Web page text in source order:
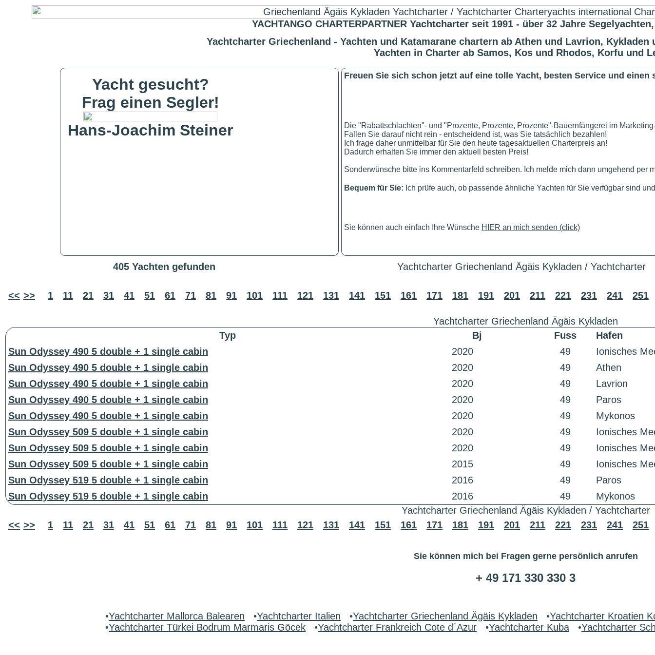
YACHTANGO CHARTERPARTNER Yachtcharter seit 1991 - über 32 Jahre
Yachtcharter Griechenland - Yachten und Katamarane chartern ab Athen und Lavrion,
Yachten in Charter ab Samos, Kos und Rhodos, Korfu und
Yacht gesucht?
Frag einen Segler!
Hans-Joachim Steiner
Freuen Sie sich schon jetzt auf eine tolle Yacht, besten Service und einen
Die "Rabattschlachten"- und "Prozente, Prozente, Prozente"-Bauernfängerei im
Fallen Sie darauf nicht rein - entscheidend ist, was Sie tatsächlich bezahlen!
Ich frage daher unmittelbar für Sie den heute tagesaktuellen Charterpreis an!
Dadurch erhalten Sie immer den aktuell besten Preis!
Sonderwünsche bitte ins Kommentarfeld schreiben. Ich melde mich dann umgehend per
Bequem für Sie: Ich prüfe auch, ob passende ähnliche Yachten für Sie verfügbar sind
Sie können auch einfach Ihre Wünsche HIER an mich senden (click)
405 Yachten gefunden Yachtcharter Griechenland Ägäis Kykladen / Yachtcharter
<< >> 1 11 21 31 41 51 61 71 81 91 101 111 121 131 141 151 161 171 181 191 201 211 221 231 241 251
Yachtcharter Griechenland Ägäis Kykladen
Typ
Bj Fuss
Hafen
Sun Odyssey 490 5 double + 1 single cabin
2020 49
Ionisches
Sun Odyssey 490 5 double + 1 single cabin
2020 49
Athen
Sun Odyssey 490 5 double + 1 single cabin
2020 49
Lavrion
Sun Odyssey 490 5 double + 1 single cabin
2020 49
Paros
Sun Odyssey 490 5 double + 1 single cabin
2020 49
Mykonos
Sun Odyssey 509 5 double + 1 single cabin
2020 49
Ionisches
Sun Odyssey 509 5 double + 1 single cabin
2020 49
Ionisches
Sun Odyssey 509 5 double + 1 single cabin
2015 49
Ionisches
Sun Odyssey 519 5 double + 1 single cabin
2016 49
Paros
Sun Odyssey 519 5 double + 1 single cabin
2016 49
Mykonos
Yachtcharter Griechenland Ägäis Kykladen / Yachtcharter
<< >> 1 11 21 31 41 51 61 71 81 91 101 111 121 131 141 151 161 171 181 191 201 211 221 231 241 251
Sie können mich bei Fragen gerne persönlich anrufen
+ 49 171 330 330 3
•Yachtcharter Mallorca Balearen •Yachtcharter Italien •Yachtcharter Griechenland Ägäis Kykladen •Yachtcharter Kroatien
•Yachtcharter Türkei Bodrum Marmaris Göcek •Yachtcharter Frankreich Cote d´Azur •Yachtcharter Kuba •Yachtcharter